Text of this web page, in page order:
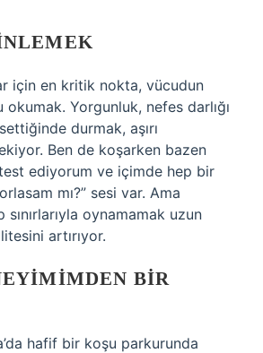
için en kritik nokta, vücudun
Yorgunluk, nefes darlığı
durmak, aşırı
Ben de koşarken bazen
test ediyorum ve içimde hep bir
mı?” sesi var. Ama
oynamamak uzun
artırıyor.
BIR
hafif bir koşu parkurunda